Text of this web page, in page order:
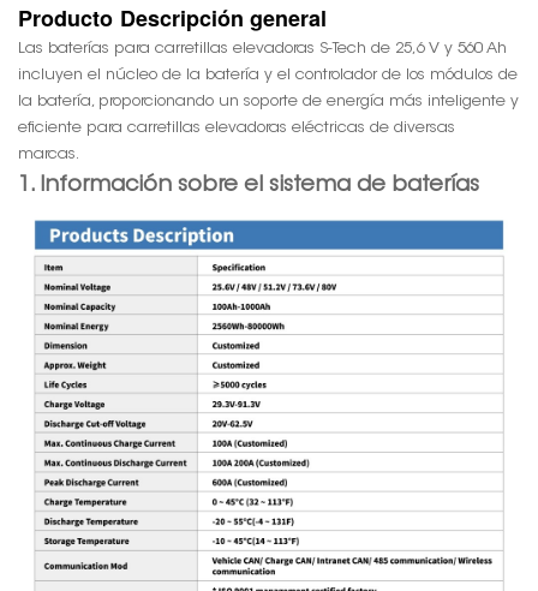
Producto Descripción general
Las baterías para carretillas elevadoras S-Tech de 25,6 V y 560 Ah
incluyen el núcleo de la batería y el controlador de los módulos de
la batería, proporcionando un soporte de energía más inteligente y
eficiente para carretillas elevadoras eléctricas de diversas
marcas.
1. Información sobre el sistema de baterías